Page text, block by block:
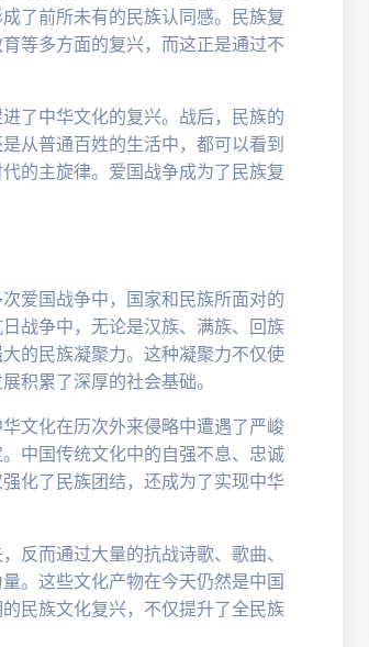
了前所未有的民族认同感。民族复
等多方面的复兴，而这正是通过不
了中华文化的复兴。战后，民族的
从普通百姓的生活中，都可以看到
的主旋律。爱国战争成为了民族复
爱国战争中，国家和民族所面对的
战争中，无论是汉族、满族、回族
的民族凝聚力。这种凝聚力不仅使
积累了深厚的社会基础。
文化在历次外来侵略中遭遇了严峻
中国传统文化中的自强不息、忠诚
化了民族团结，还成为了实现中华
反而通过大量的抗战诗歌、歌曲、
。这些文化产物在今天仍然是中国
民族文化复兴，不仅提升了全民族